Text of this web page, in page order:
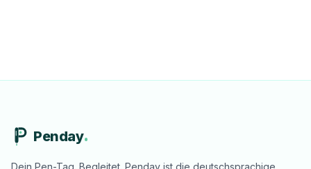
Penday
Dein Pen-Tag. Begleitet. Penday ist die deutschsprachige